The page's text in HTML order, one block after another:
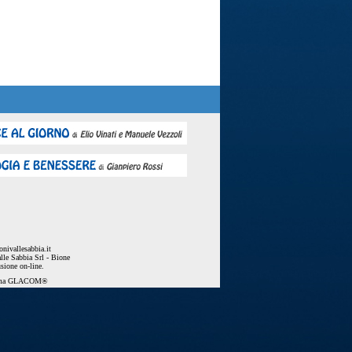
Sabbia Srl - Bione
on-line.
GLACOM®